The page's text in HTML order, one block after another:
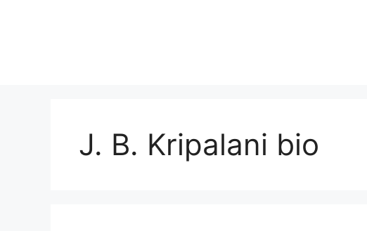
J. B. Kripalani bio